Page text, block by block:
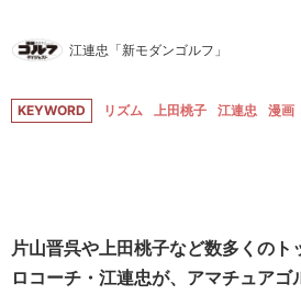
江連忠「新モダンゴルフ」
KEYWORD リズム 上田桃子 江連忠 漫画
片山晋呉や上田桃子など数多くのト
ロコーチ・江連忠が、アマチュア